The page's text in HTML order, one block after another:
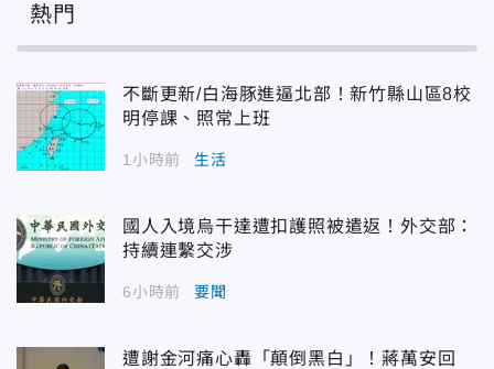
熱門
不斷更新/白海豚進逼北部！新竹縣山區8校
明停課、照常上班
1小時前 生活
國人入境烏干達遭扣護照被遣返！外交部：
持續連繫交涉
6小時前 要聞
遭謝金河痛心轟「顛倒黑白」！蔣萬安回